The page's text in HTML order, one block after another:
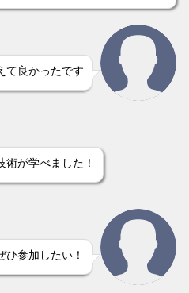
て良かったです
術が学べました！
ひ参加したい！